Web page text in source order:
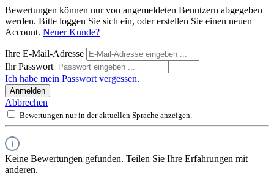
Bewertungen können nur von angemeldeten Benutzern abgegeben
werden. Bitte loggen Sie sich ein, oder erstellen Sie einen neuen
Account. Neuer Kunde?
Ihre E-Mail-Adresse
Ihr Passwort
Ich habe mein Passwort vergessen.
Anmelden
Abbrechen
Bewertungen nur in der aktuellen Sprache anzeigen.
Keine Bewertungen gefunden. Teilen Sie Ihre Erfahrungen mit
anderen.